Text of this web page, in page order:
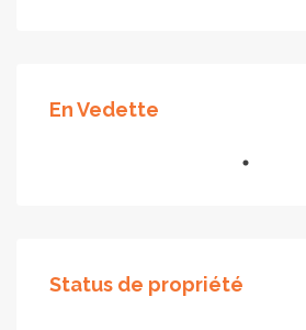
En Vedette
Status de propriété